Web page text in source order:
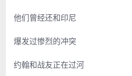
他们曾经还和印尼
爆发过惨烈的冲突
约翰和战友正在过河